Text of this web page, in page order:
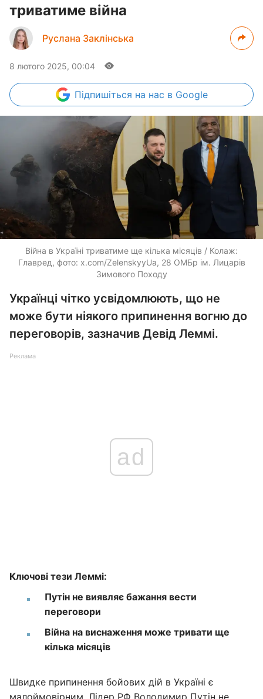
триватиме війна
Руслана Заклінська
8 лютого 2025, 00:04
Підпишіться на нас в Google
Війна в Україні триватиме ще кілька місяців / Колаж:
Главред, фото: x.com/ZelenskyyUa, 28 ОМБр ім. Лицарів
Зимового Походу
Українці чітко усвідомлюють, що не
може бути ніякого припинення вогню до
переговорів, зазначив Девід Леммі.
Реклама
ad
Ключові тези Леммі:
Путін не виявляє бажання вести
переговори
Війна на виснаження може тривати ще
кілька місяців
Швидке припинення бойових дій в Україні є
малоймовірним. Лідер РФ Володимир Путін не